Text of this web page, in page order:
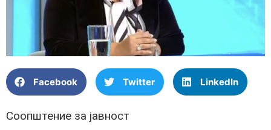
Facebook Twitter LinkedIn
Соопштение за јавност